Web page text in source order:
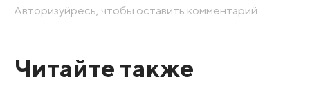
Авторизуйресь, чтобы оставить комментарий.
Читайте также